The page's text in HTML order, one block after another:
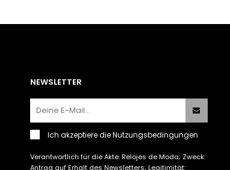
NEWSLETTER
Ich akzeptieredie Nutzungsbedingungen
Verantwortlich für die Akte: Relojes de Moda; Zweck:
Antrag auf Erhalt des Newsletters; Legitimität: